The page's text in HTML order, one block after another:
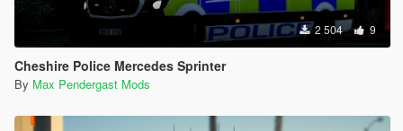
2 504 9
Cheshire Police Mercedes Sprinter
By Max Pendergast Mods